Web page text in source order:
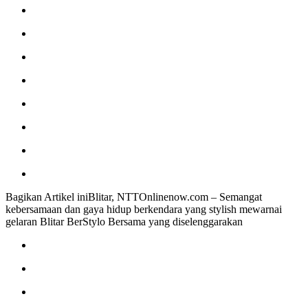
Bagikan Artikel iniBlitar, NTTOnlinenow.com – Semangat
kebersamaan dan gaya hidup berkendara yang stylish mewarnai
gelaran Blitar BerStylo Bersama yang diselenggarakan